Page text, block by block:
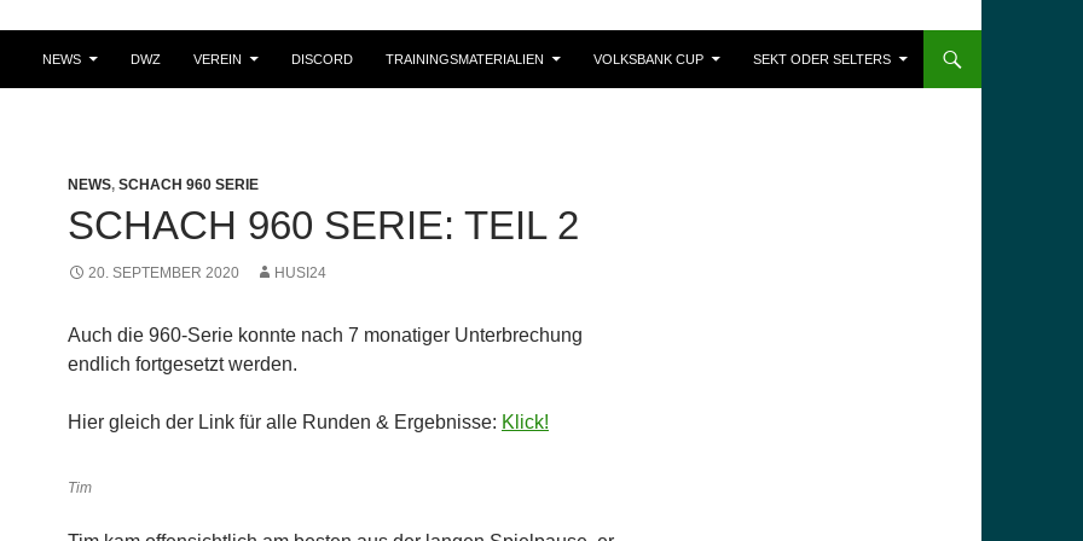
NEWS DWZ VEREIN DISCORD TRAININGSMATERIALIEN VOLKSBANK CUP SEKT ODER SELTERS
NEWS, SCHACH 960 SERIE
SCHACH 960 SERIE: TEIL 2
20. SEPTEMBER 2020 HUSI24
Auch die 960-Serie konnte nach 7 monatiger Unterbrechung
endlich fortgesetzt werden.
Hier gleich der Link für alle Runden & Ergebnisse: Klick!
Tim